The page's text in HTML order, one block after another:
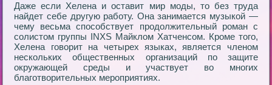
Даже если Хeлена и оставит мир моды, то без труда
найдет себе другую работу. Она занимается музыкой —
чему весьма способствует продолжительный роман с
солистом группы INXS Майклом Хатченсом. Кроме того,
Хeлена говорит на четырех языках, является членом
нескольких общественных организаций по защите
окружающей среды и участвует во многих
благотворительных мероприятиях.